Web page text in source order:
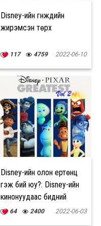
Disney-ийн гүнжүүдийн
жирэмсэн төрх
117 4759 2022-06-10
Disney-ийн олон ертөнц
гэж бий юу?: Disney-ийн
кинонуудаас бидний
анзаараагүй зүйлс #2
64 2400 2022-06-03